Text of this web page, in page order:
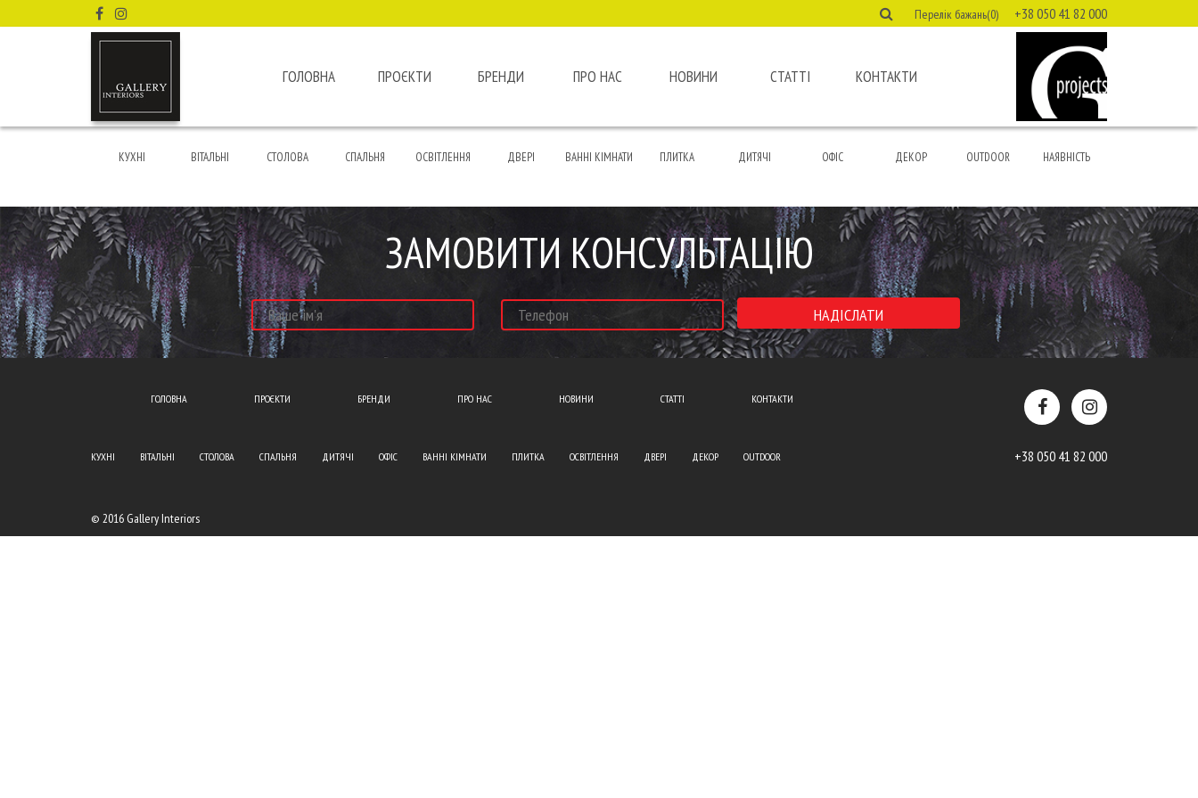
Перелік бажань(0) +38 050 41 82 000
ГОЛОВНА ПРОЄКТИ БРЕНДИ ПРО НАС НОВИНИ СТАТТІ КОНТАКТИ
КУХНІ ВІТАЛЬНІ СТОЛОВА СПАЛЬНЯ ОСВІТЛЕННЯ ДВЕРІ ВАННІ КІМНАТИ ПЛИТКА ДИТЯЧІ ОФІС ДЕКОР OUTDOOR НАЯВНІСТЬ
ЗАМОВИТИ КОНСУЛЬТАЦІЮ
ГОЛОВНА ПРОЄКТИ БРЕНДИ ПРО НАС НОВИНИ СТАТТІ КОНТАКТИ
КУХНІ ВІТАЛЬНІ СТОЛОВА СПАЛЬНЯ ДИТЯЧІ ОФІС ВАННІ КІМНАТИ ПЛИТКА ОСВІТЛЕННЯ ДВЕРІ ДЕКОР OUTDOOR +38 050 41 82 000
© 2016 Gallery Interiors